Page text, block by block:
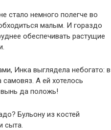
стало немного полегче во
малым. И гораздо
обеспечивать растущие
Инка выглядела небогато: в
А ей хотелось
да положь!
Бульону из костей
сыта.